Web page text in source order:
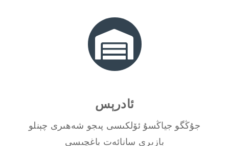
ئادرېس
جۇڭگو جياڭسۇ ئۆلكىسى پىجو شەھىرى چېنلو
بازىرى سانائەت باغچىسى